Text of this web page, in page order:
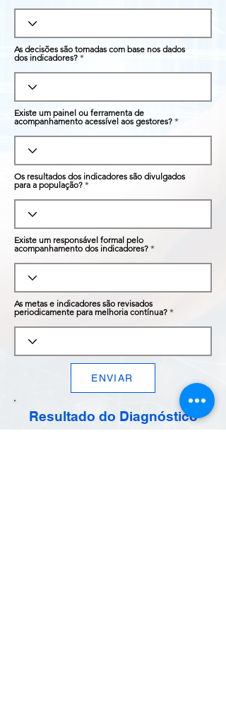
As decisões são tomadas com base nos dados
dos indicadores?
Existe um painel ou ferramenta de
acompanhamento acessível aos gestores?
Os resultados dos indicadores são divulgados
para a população?
Existe um responsável formal pelo
acompanhamento dos indicadores?
As metas e indicadores são revisados
periodicamente para melhoria contínua?
ENVIAR
Resultado do Diagnóstico